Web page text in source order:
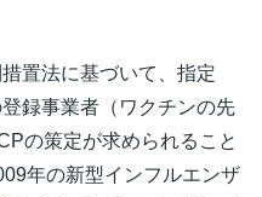
置法に基づいて、指定
録事業者（ワクチンの先
の策定が求められること
年の新型インフルエンザ